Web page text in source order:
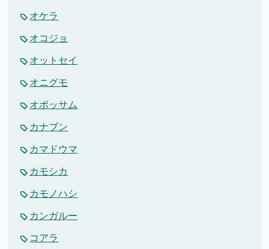
オケラ
オコジョ
オットセイ
オニグモ
オポッサム
カナブン
カマドウマ
カモシカ
カモノハシ
カンガルー
コアラ